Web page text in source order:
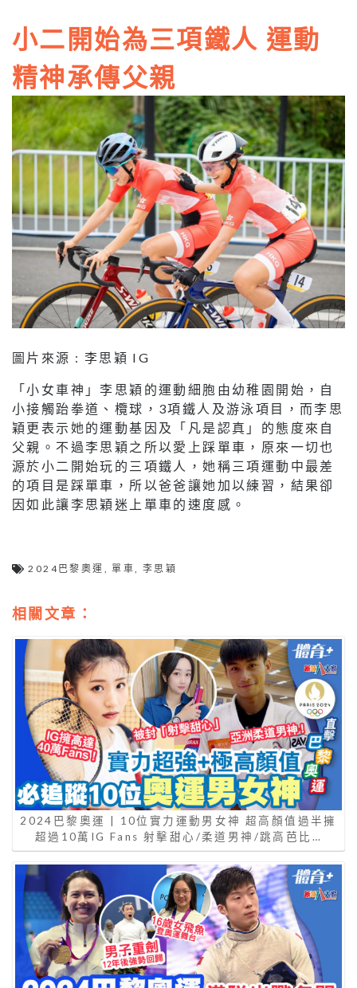
小二開始為三項鐵人 運動
精神承傳父親
圖片來源 : 李思穎 IG
「小女車神」李思穎的運動細胞由幼稚園開始，自
小接觸跆拳道、欖球，3項鐵人及游泳項目，而李思
穎更表示她的運動基因及「凡是認真」的態度來自
父親。不過李思穎之所以愛上踩單車，原來一切也
源於小二開始玩的三項鐵人，她稱三項運動中最差
的項目是踩單車，所以爸爸讓她加以練習，結果卻
因如此讓李思穎迷上單車的速度感。
2024巴黎奧運 ,單車,李思穎
相關文章：
2024巴黎奧運 | 10位實力運動男女神 超高顏值過半擁
超過10萬IG Fans 射擊甜心/柔道男神/跳高芭比…